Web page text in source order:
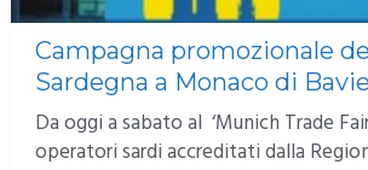
Campagna promozionale
Sardegna a Monaco di
Da oggi a sabato al ‘Munich Trade
operatori sardi accreditati dalla